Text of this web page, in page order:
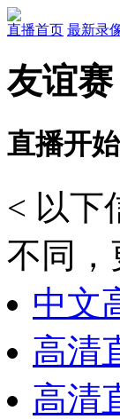
直播首页 最新录
友谊
直播开
< 以下
不同，
中文
高清
高清